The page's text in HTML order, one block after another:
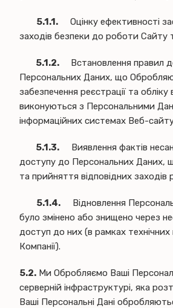
5.1.1. Оцінку ефективності
заходів безпеки до роботи Сайту
5.1.2.
Встановлення правил
Персональних Даних, що
забезпечення реєстрації та обліку
виконуються з Персональними
інформаційних системах Веб-
5.1.3. Виявлення фактів
доступу до Персональних Даних,
та прийняття відповідних заходів
5.1.4. Відновлення
було змінено або знищено через
доступ до них (в рамках
Компанії).
5.2. Ми Обробляємо Ваші
серверній інфраструктурі, яка
Ваші Персональні Дані